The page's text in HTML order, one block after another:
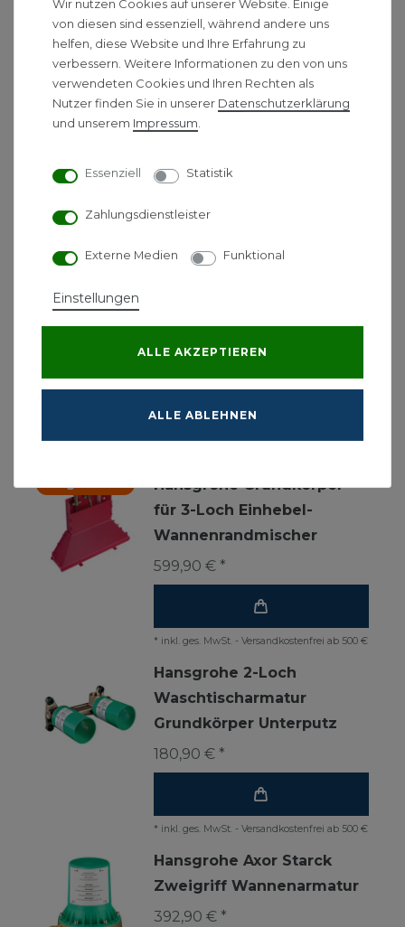
Unterputz für Wandmontage
Produktmerkmale
passend für alle 3-Loch Waschtischarmaturen
für Wandmontage
Anschluss von oben oder unten
Ähnliche Produkte
Hansgrohe Grundkörper
iBox universal
83,90 € *
Hansgrohe Grundkörper
für 3-Loch Einhebel-
Wannenrandmischer
599,90 € *
* inkl. ges. MwSt. - Versandkostenfrei ab 500 €
Hansgrohe 2-Loch
Waschtischarmatur
Grundkörper Unterputz
180,90 € *
* inkl. ges. MwSt. - Versandkostenfrei ab 500 €
Hansgrohe Axor Starck
Zweigriff Wannenarmatur
392,90 € *
Wir nutzen Cookies auf unserer Website. Einige
von diesen sind essenziell, während andere uns
helfen, diese Website und Ihre Erfahrung zu
verbessern. Weitere Informationen zu den von uns
verwendeten Cookies und Ihren Rechten als
Nutzer finden Sie in unserer Daten­schutz­erklärung
und unserem Impressum
Essenziell Statistik
Zahlungsdienstleister
Externe Medien Funktional
Einstellungen
ALLE AKZEPTIEREN
ALLE ABLEHNEN